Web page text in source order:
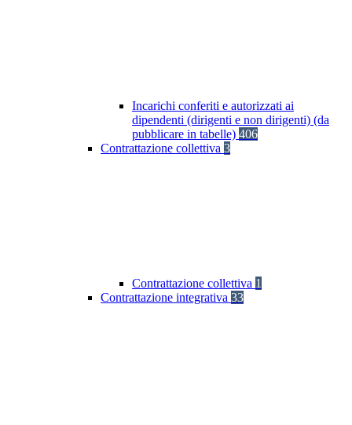
Incarichi conferiti e autorizzati ai
dipendenti (dirigenti e non dirigenti) (da
pubblicare in tabelle) 406
Contrattazione collettiva 3
Contrattazione collettiva 1
Contrattazione integrativa 33